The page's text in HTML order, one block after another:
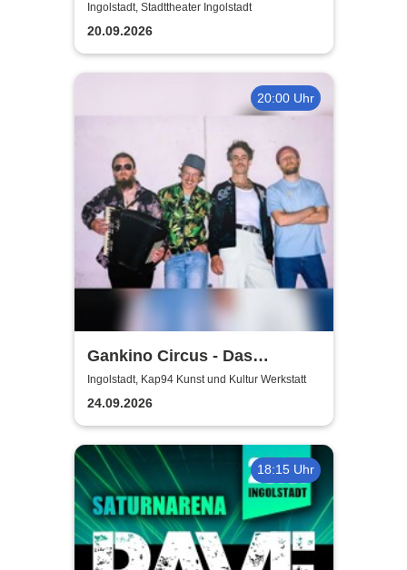
Show - Das Musical über den
unvergessenen Schelm
Ingolstadt, Stadttheater Ingolstadt
20.09.2026
20:00 Uhr
Gankino Circus - Das
Gegenteil von Rock’n’Roll
Ingolstadt, Kap94 Kunst und Kultur Werkstatt
24.09.2026
18:15 Uhr